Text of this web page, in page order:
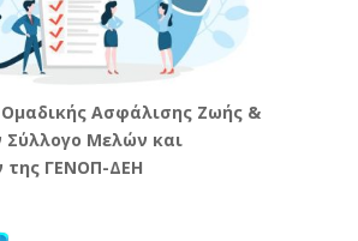
Ασφάλισης Ζωής &
Σύλλογο Μελών και
της ΓΕΝΟΠ-ΔΕΗ